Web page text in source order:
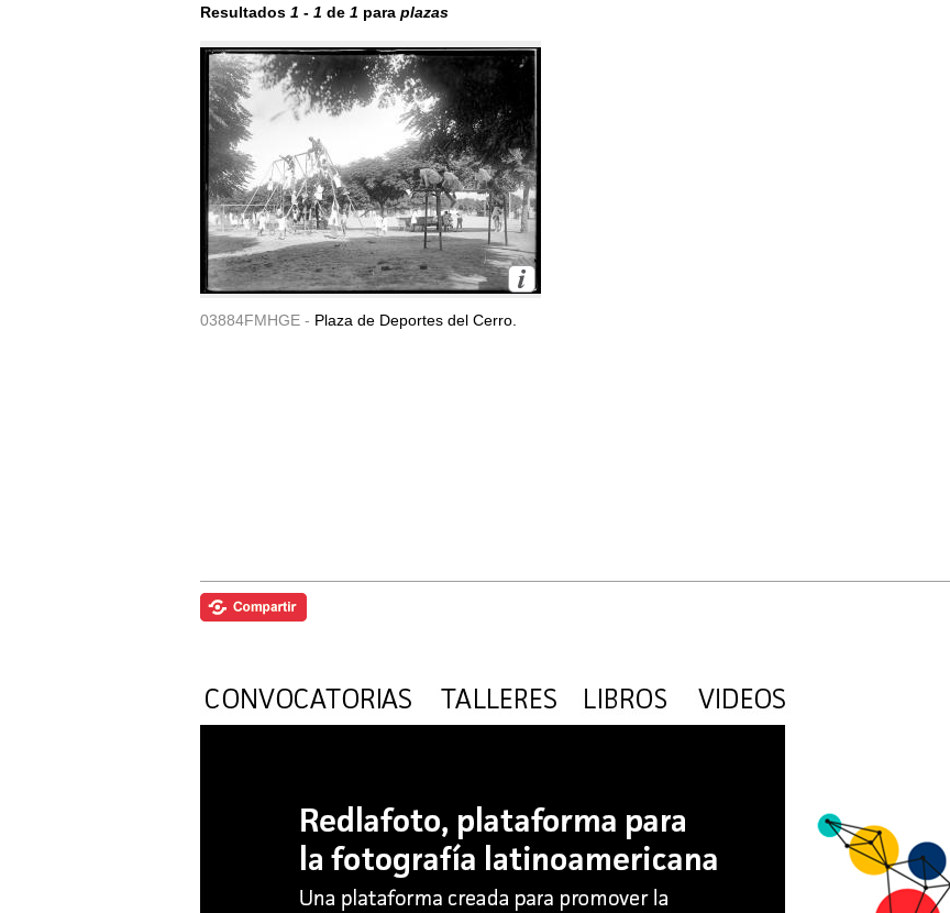
Resultados 1 - 1 de 1 para plazas
03884FMHGE - Plaza de Deportes del Cerro.